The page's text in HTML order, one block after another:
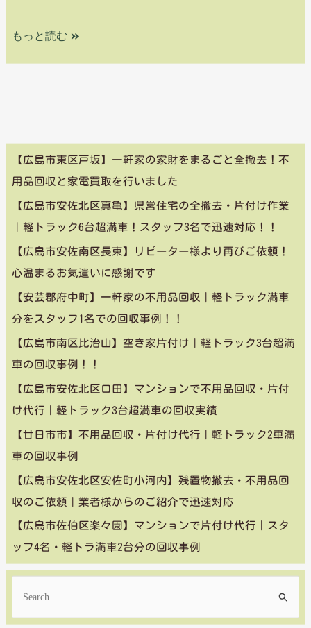
【広島市東区戸坂】一軒家の家財をまるごと全撤去！不
用品回収と家電買取を行いました
【広島市安佐北区真亀】県営住宅の全撤去・片付け作業
｜軽トラック6台超満車！スタッフ3名で迅速対応！！
【広島市安佐南区長束】リピーター様より再びご依頼！
心温まるお気遣いに感謝です
【安芸郡府中町】一軒家の不用品回収｜軽トラック満車
分をスタッフ1名での回収事例！！
【広島市南区比治山】空き家片付け｜軽トラック3台超満
車の回収事例！！
【広島市安佐北区口田】マンションで不用品回収・片付
け代行｜軽トラック3台超満車の回収実績
【廿日市市】不用品回収・片付け代行｜軽トラック2車満
車の回収事例
【広島市安佐北区安佐町小河内】残置物撤去・不用品回
収のご依頼｜業者様からのご紹介で迅速対応
【広島市佐伯区楽々園】マンションで片付け代行｜スタ
ッフ4名・軽トラ満車2台分の回収事例
索
もっと読む »